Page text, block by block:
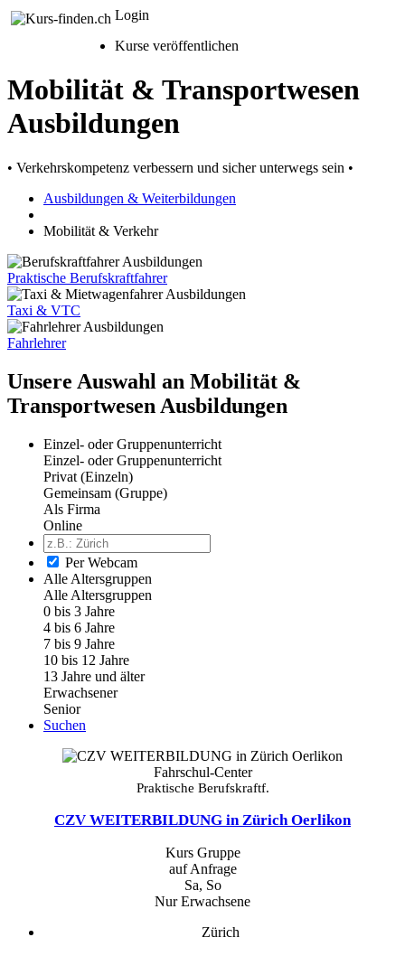
Login
Kurse veröffentlichen
Mobilität & Transportwesen
Ausbildungen
• Verkehrskompetenz verbessern und sicher unterwegs sein •
Ausbildungen & Weiterbildungen
Mobilität & Verkehr
Praktische Berufskraftfahrer
Taxi & VTC
Fahrlehrer
Unsere Auswahl an Mobilität &
Transportwesen Ausbildungen
Einzel- oder Gruppenunterricht
Einzel- oder Gruppenunterricht
Privat (Einzeln)
Gemeinsam (Gruppe)
Als Firma
Online
Per Webcam
Alle Altersgruppen
Alle Altersgruppen
0 bis 3 Jahre
4 bis 6 Jahre
7 bis 9 Jahre
10 bis 12 Jahre
13 Jahre und älter
Erwachsener
Senior
Suchen
Fahrschul-Center
Praktische Berufskraftf.
CZV WEITERBILDUNG in Zürich Oerlikon
Kurs Gruppe
auf Anfrage
Sa, So
Nur Erwachsene
Zürich